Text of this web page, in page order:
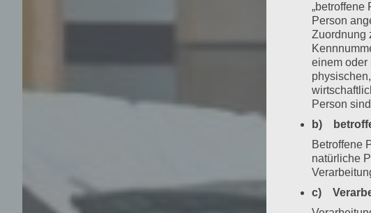
„betroffene
Person
Zuordnung
einem oder
Person
b)
Betroffene
natürliche
c)